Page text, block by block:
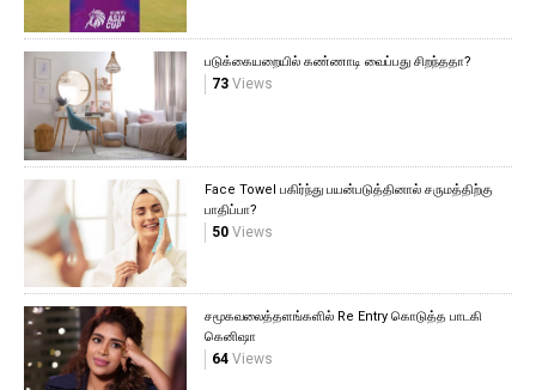
படுக்கையறையில் கண்ணாடி வைப்பது சிறந்ததா?
73Views
Face Towel பகிர்ந்து பயன்படுத்தினால் சருமத்திற்கு
பாதிப்பா?
50Views
சமூகவலைத்தளங்களில் Re Entry கொடுத்த பாடகி
கெனிஷா
64Views